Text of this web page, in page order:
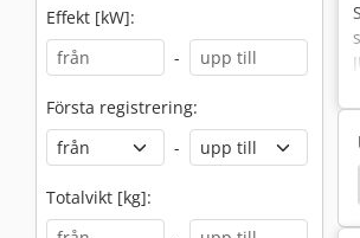
Effekt [kW]:
-
Första registrering:
-
Totalvikt [kg]:
Kubota Bx 2370